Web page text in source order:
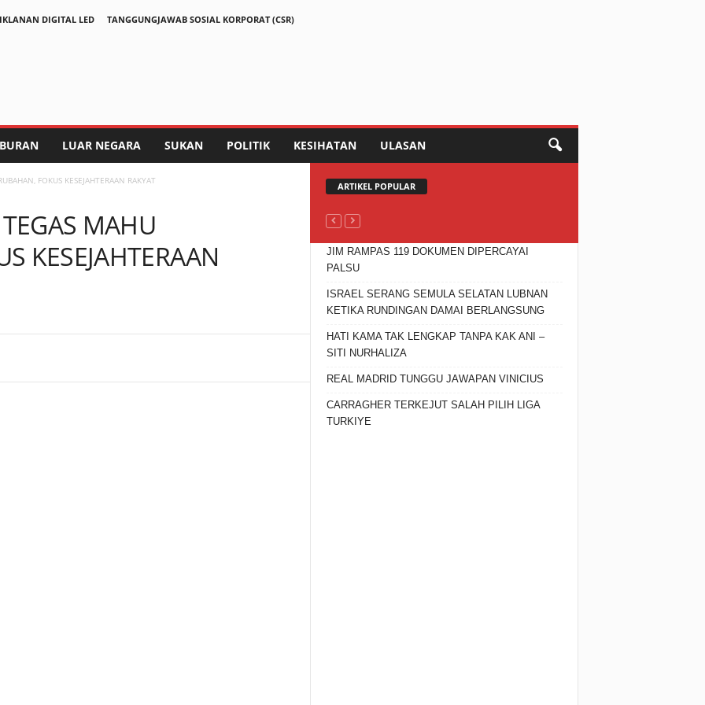
DIGITAL LED
TANGGUNGJAWAB SOSIAL KORPORAT (CSR)
LUAR NEGARA SUKAN POLITIK KESIHATAN ULASAN
FOKUS KESEJAHTERAAN RAKYAT
MAHU
KESEJAHTERAAN
ARTIKEL POPULAR
JIM RAMPAS 119 DOKUMEN DIPERCAYAI
PALSU
ISRAEL SERANG SEMULA SELATAN LUBNAN
KETIKA RUNDINGAN DAMAI BERLANGSUNG
HATI KAMA TAK LENGKAP TANPA KAK ANI –
SITI NURHALIZA
REAL MADRID TUNGGU JAWAPAN VINICIUS
CARRAGHER TERKEJUT SALAH PILIH LIGA
TURKIYE